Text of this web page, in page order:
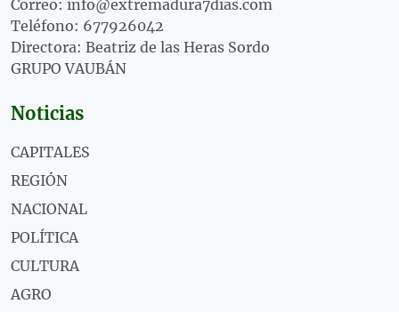
Correo: info@extremadura7dias.com
Teléfono: 677926042
Directora: Beatriz de las Heras Sordo
GRUPO VAUBÁN
Noticias
CAPITALES
REGIÓN
NACIONAL
POLÍTICA
CULTURA
AGRO